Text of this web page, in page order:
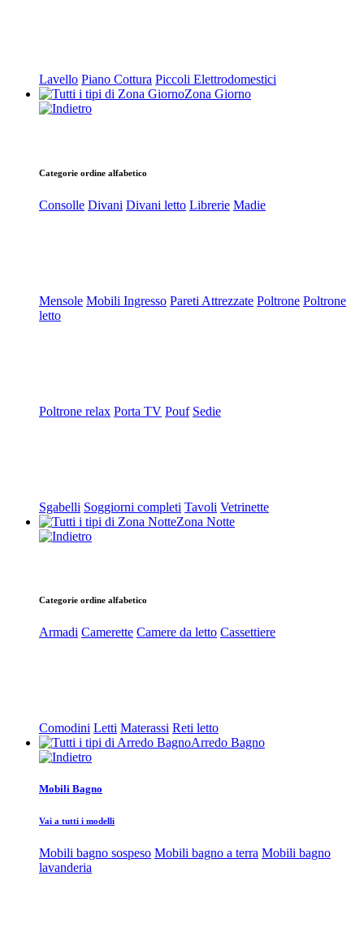
Lavello Piano Cottura Piccoli Elettrodomestici
Zona Giorno
Categorie ordine alfabetico
Consolle Divani Divani letto Librerie Madie
Mensole Mobili Ingresso Pareti Attrezzate Poltrone Poltrone
letto
Poltrone relax Porta TV Pouf Sedie
Sgabelli Soggiorni completi Tavoli Vetrinette
Zona Notte
Categorie ordine alfabetico
Armadi Camerette Camere da letto Cassettiere
Comodini Letti Materassi Reti letto
Arredo Bagno
Mobili Bagno
Vai a tutti i modelli
Mobili bagno sospeso Mobili bagno a terra Mobili bagno
lavanderia